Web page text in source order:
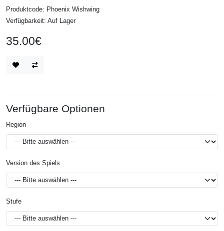
Produktcode: Phoenix Wishwing
Verfügbarkeit: Auf Lager
35.00€
Verfügbare Optionen
Region
Version des Spiels
Stufe